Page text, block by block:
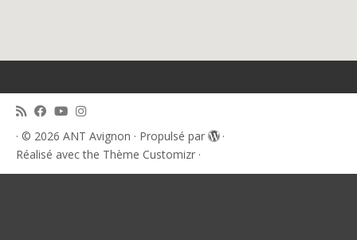
· © 2026 ANT Avignon · Propulsé par
·
Réalisé avec the Thème Customizr ·